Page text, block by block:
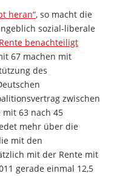
heran“, so macht die
sozial-liberale
benachteiligt
67 machen mit
des
zwischen
mit 63 nach 45
mehr über die
mit den
mit der Rente mit
gerade einmal 12,5